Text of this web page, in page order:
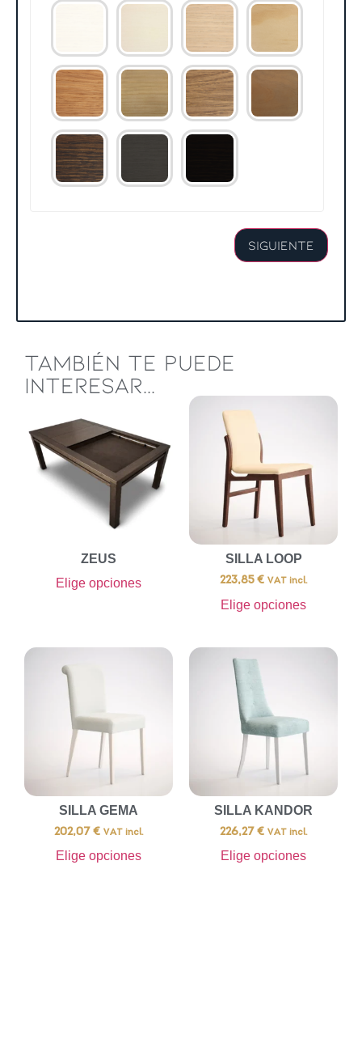
Siguiente
TAMBIÉN TE PUEDE
INTERESAR...
ZEUS
Elige opciones
SILLA LOOP
223,85 € VAT incl.
Elige opciones
SILLA GEMA
202,07 € VAT incl.
Elige opciones
SILLA KANDOR
226,27 € VAT incl.
Elige opciones